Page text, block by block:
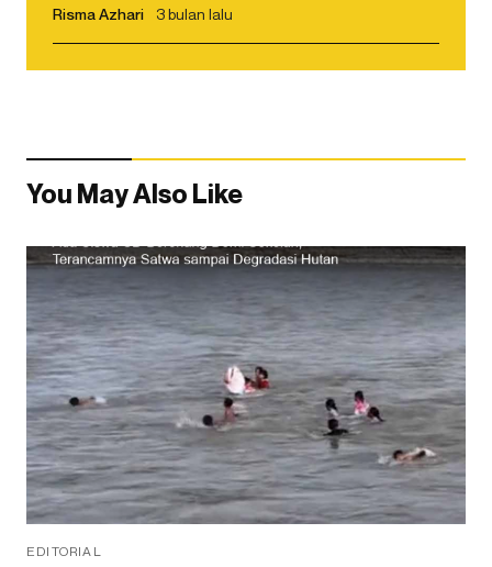
Risma Azhari 3 bulan lalu
You May Also Like
EDITORIAL